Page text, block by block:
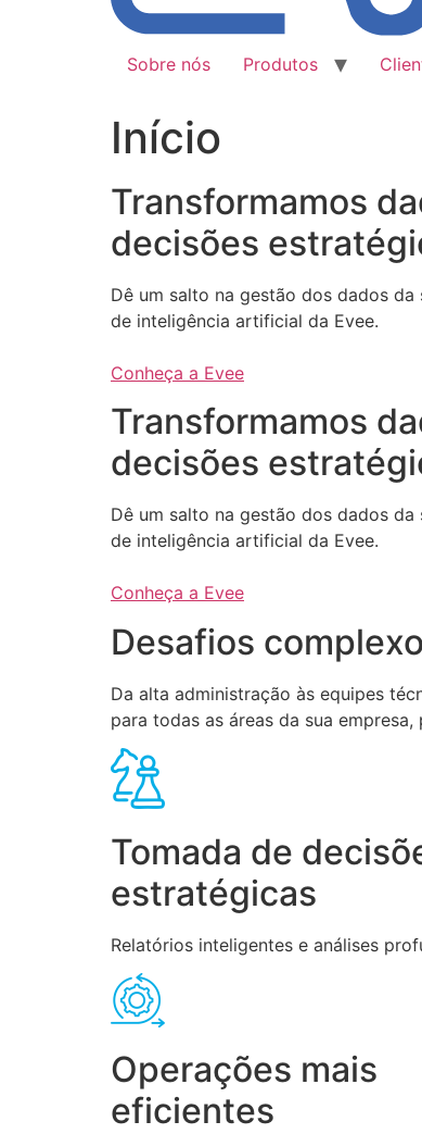
Sobre nós Produtos
Início
Transformamos
decisões
Dê um salto na gestão dos dados
de inteligência artificial da Evee.
Conheça a Evee
Transformamos
decisões
Dê um salto na gestão dos dados
de inteligência artificial da Evee.
Conheça a Evee
Desafios
Da alta administração às equipes
para todas as áreas da sua empresa,
Tomada de
estratégicas
Relatórios inteligentes e análises
Operações mais
eficientes